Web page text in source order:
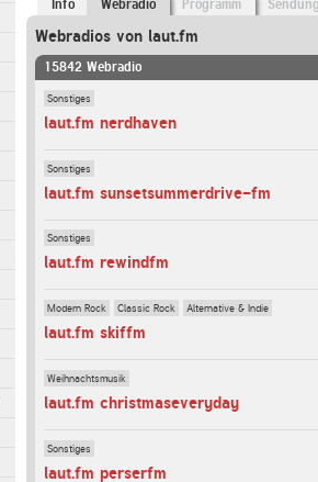
Info Webradio Programm
Webradios von laut.fm
15842 Webradio
Sonstiges
laut.fm nerdhaven
Sonstiges
laut.fm sunsetsummerdrive-fm
Sonstiges
laut.fm rewindfm
Modern Rock Classic Rock Alternative & Indie
laut.fm skiffm
Weihnachtsmusik
laut.fm christmaseveryday
Sonstiges
laut.fm perserfm